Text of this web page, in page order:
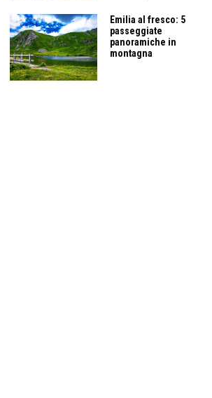
Emilia al fresco: 5
passeggiate
panoramiche in
montagna